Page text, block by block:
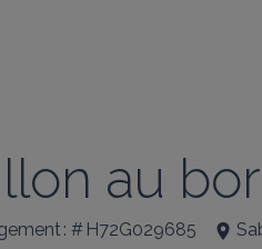
au
: # H72G029685